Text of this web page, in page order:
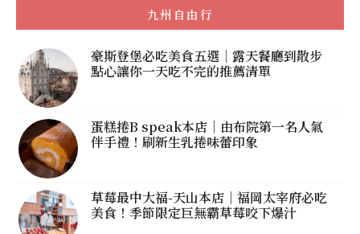
九州自由行
豪斯登堡必吃美食五選｜露天餐廳到散步
點心讓你一天吃不完的推薦清單
蛋糕捲B speak本店｜由布院第一名人氣
伴手禮！刷新生乳捲味蕾印象
草莓最中大福-天山本店｜福岡太宰府必吃
美食！季節限定巨無霸草莓咬下爆汁